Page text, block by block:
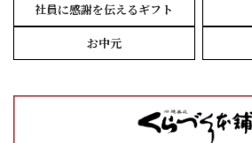
社員に感謝を伝えるギフト
お中元